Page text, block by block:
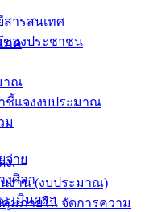
ารสนเทศ
ของประชาชน
าณ
ชี้แจงงบประมาณ
ม
ง.
งาน (งบประมาณ)
มภายใน จัดการความ
ภค
จ่าย
งศิลา
ะเมินผลฯ